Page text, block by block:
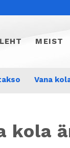
MEIST
Vana
kola